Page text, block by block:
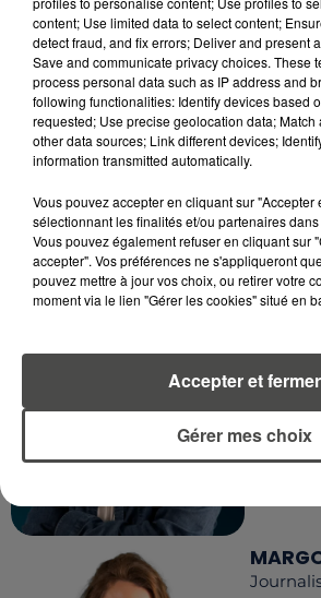
RETROUVEZ TOUTE L'ACTU
RECEVEZ LES ALERTES INFOS
EN TÉLÉCHARGEANT
RCA
LA RÉDACTION
RCA
Voir
content; Use limited data to select content;
detect fraud, and fix errors; Deliver and present
Save and communicate privacy choices. These
process personal data such as IP address and
following functionalities: Identify devices based
requested; Use precise geolocation data;
other data sources; Link different devices;
information transmitted automatically.
Vous pouvez accepter en cliquant sur "Accepter
sélectionnant les finalités et/ou partenaires
Vous pouvez également refuser en cliquant sur
accepter". Vos préférences ne s'appliqueront
pouvez mettre à jour vos choix, ou retirer votre
moment via le lien "Gérer les cookies" situé en
Gérer mes choix
Accepter et fermer